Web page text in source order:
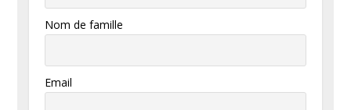
Nom de famille
Email